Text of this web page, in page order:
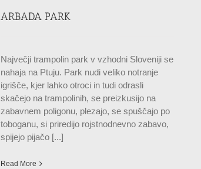
ARBADA PARK
Največji trampolin park v vzhodni Sloveniji se
nahaja na Ptuju. Park nudi veliko notranje
igrišče, kjer lahko otroci in tudi odrasli
skačejo na trampolinih, se preizkusijo na
zabavnem poligonu, plezajo, se spuščajo po
toboganu, si priredijo rojstnodnevno zabavo,
spijejo pijačo [...]
Read More